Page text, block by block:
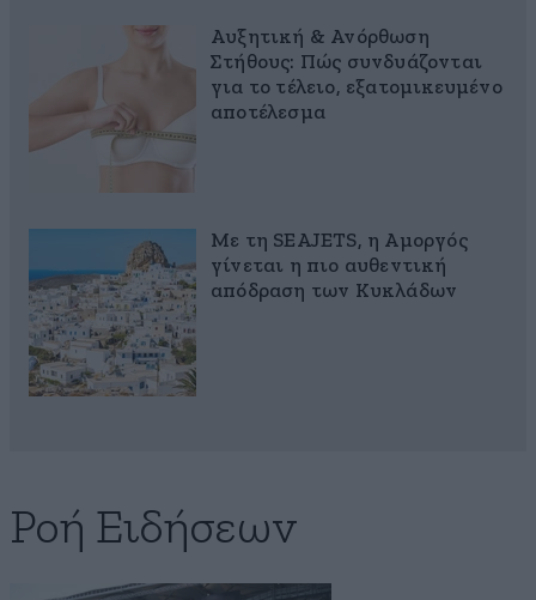
Αυξητική & Ανόρθωση
Στήθους: Πώς συνδυάζονται
για το τέλειο, εξατομικευμένο
αποτέλεσμα
Με τη SEAJETS, η Αμοργός
γίνεται η πιο αυθεντική
απόδραση των Κυκλάδων
Ροή Ειδήσεων